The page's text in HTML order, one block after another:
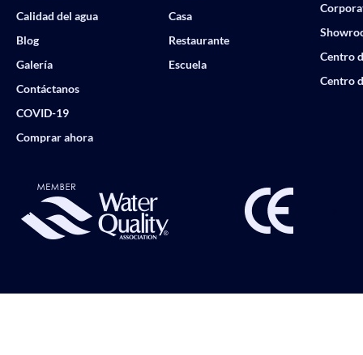
Calidad del agua
Blog
Galería
Contáctanos
COVID-19
Comprar ahora
Casa
Restaurante
Escuela
Centro
Centro